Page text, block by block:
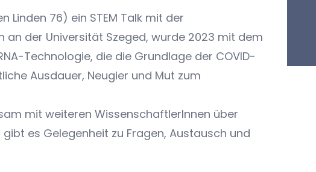
Linden 76) ein STEM Talk mit der
an der Universität Szeged, wurde 2023 mit dem
Technologie, die die Grundlage der COVID-
Ausdauer, Neugier und Mut zum
mit weiteren WissenschaftlerInnen über
es Gelegenheit zu Fragen, Austausch und